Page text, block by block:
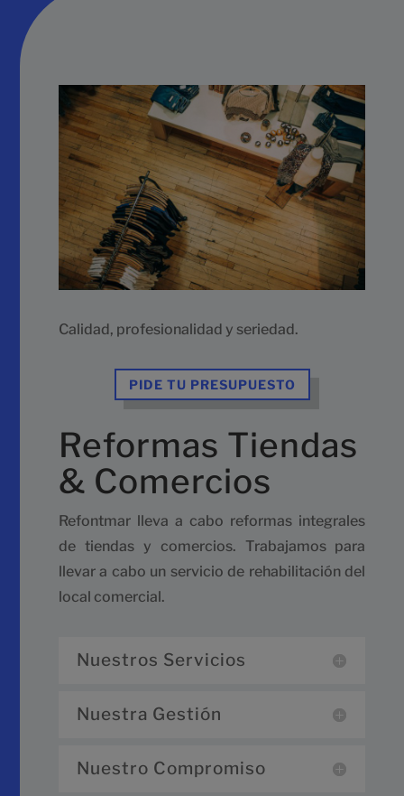
Calidad, profesionalidad y seriedad.
PIDE TU PRESUPUESTO
Reformas Tiendas
& Comercios
Refontmar lleva a cabo reformas integrales
de tiendas y comercios. Trabajamos para
llevar a cabo un servicio de rehabilitación del
local comercial.
Nuestros Servicios
Nuestra Gestión
Nuestro Compromiso